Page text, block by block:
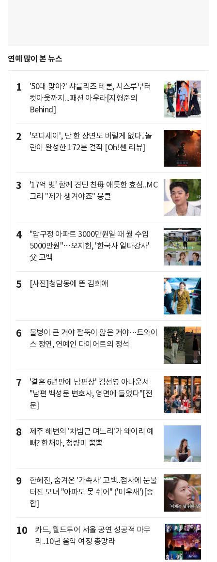
연예 많이 본 뉴스
1
'50대 맞아?' 샤를리즈 테론, 시스루부터
컷아웃까지...패션 아우라[지형준의
Behind]
2
'오디세이', 단 한 장면도 버릴게 없다..놀
란이 완성한 172분 걸작 [Oh!쎈 리뷰]
3
'17억 빚' 함께 견딘 친母 애틋한 효심..MC
그리 "제가 챙겨야죠" 뭉클
4
"압구정 아파트 3000만원일 때 월 수입
5000만원"…오지헌, '한국사 일타강사'
父 고백
5 [사진]청담동에 뜬 김희애
6
물병이 큰 거야 팔뚝이 얇은 거야…트와이
스 정연, 연예인 다이어트의 정석
7
'결혼 6년만에 남편상' 김선영 아나운서
"남편 백성문 변호사, 영면에 들었다"[전
문]
8
제주 해변의 '차범근 며느리'가 왜이리 예
뻐? 한채아, 청량미 뿜뿜
9
한혜진, 숨겨온 '가족사' 고백..점사에 눈물
터진 모녀 "아파도 못 쉬어" ('미우새')[종
합]
10
카드, 월드투어 서울 공연 성공적 마무
리..10년 음악 여정 총망라